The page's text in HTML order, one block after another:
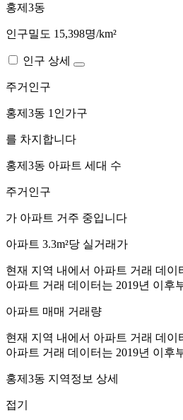
홍제3동
인구밀도 15,398명/km²
인구 상세
주거인구
홍제3동 1인가구
를 차지합니다
홍제3동 아파트 세대 수
주거인구
가 아파트 거주 중입니다
아파트 3.3m²당 실거래가
현재 지역 내에서 아파트 거래 데이
아파트 거래 데이터는 2019년 이후
아파트 매매 거래량
현재 지역 내에서 아파트 거래 데이
아파트 거래 데이터는 2019년 이후
홍제3동 지역정보 상세
접기